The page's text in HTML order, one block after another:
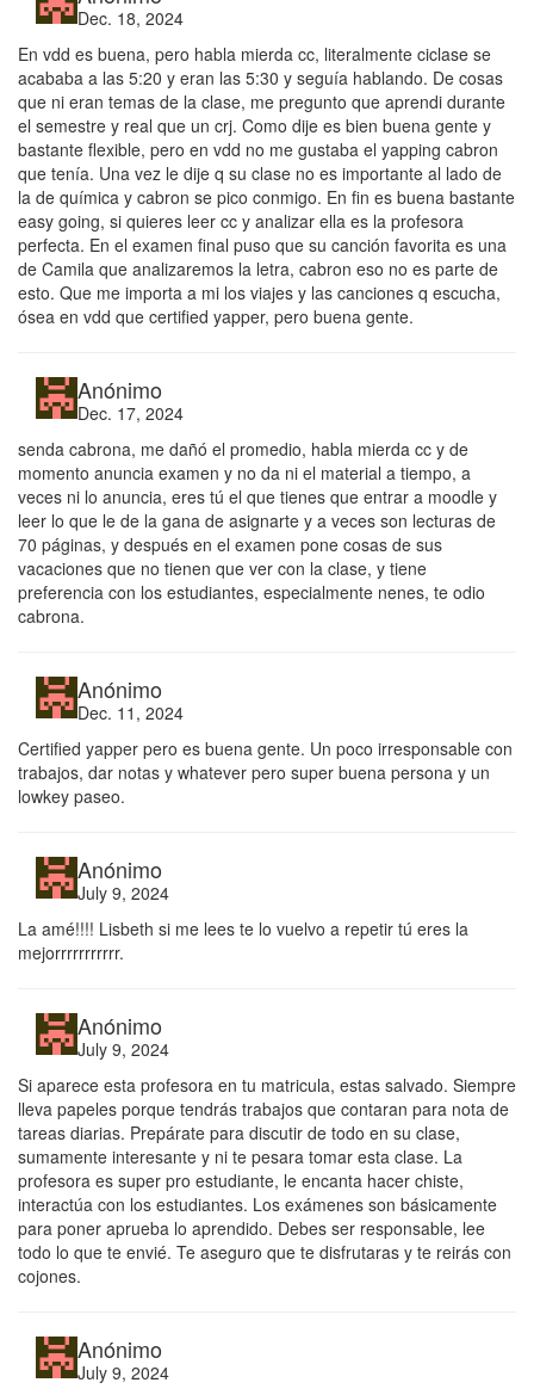
Dec. 18, 2024
En vdd es buena, pero habla mierda cc, literalmente ciclase se
acababa a las 5:20 y eran las 5:30 y seguía hablando. De cosas
que ni eran temas de la clase, me pregunto que aprendi durante
el semestre y real que un crj. Como dije es bien buena gente y
bastante flexible, pero en vdd no me gustaba el yapping cabron
que tenía. Una vez le dije q su clase no es importante al lado de
la de química y cabron se pico conmigo. En fin es buena bastante
easy going, si quieres leer cc y analizar ella es la profesora
perfecta. En el examen final puso que su canción favorita es una
de Camila que analizaremos la letra, cabron eso no es parte de
esto. Que me importa a mi los viajes y las canciones q escucha,
ósea en vdd que certified yapper, pero buena gente.
Anónimo
Dec. 17, 2024
senda cabrona, me dañó el promedio, habla mierda cc y de
momento anuncia examen y no da ni el material a tiempo, a
veces ni lo anuncia, eres tú el que tienes que entrar a moodle y
leer lo que le de la gana de asignarte y a veces son lecturas de
70 páginas, y después en el examen pone cosas de sus
vacaciones que no tienen que ver con la clase, y tiene
preferencia con los estudiantes, especialmente nenes, te odio
cabrona.
Anónimo
Dec. 11, 2024
Certified yapper pero es buena gente. Un poco irresponsable con
trabajos, dar notas y whatever pero super buena persona y un
lowkey paseo.
Anónimo
July 9, 2024
La amé!!!! Lisbeth si me lees te lo vuelvo a repetir tú eres la
mejorrrrrrrrrrr.
Anónimo
July 9, 2024
Si aparece esta profesora en tu matricula, estas salvado. Siempre
lleva papeles porque tendrás trabajos que contaran para nota de
tareas diarias. Prepárate para discutir de todo en su clase,
sumamente interesante y ni te pesara tomar esta clase. La
profesora es super pro estudiante, le encanta hacer chiste,
interactúa con los estudiantes. Los exámenes son básicamente
para poner aprueba lo aprendido. Debes ser responsable, lee
todo lo que te envié. Te aseguro que te disfrutaras y te reirás con
cojones.
Anónimo
July 9, 2024